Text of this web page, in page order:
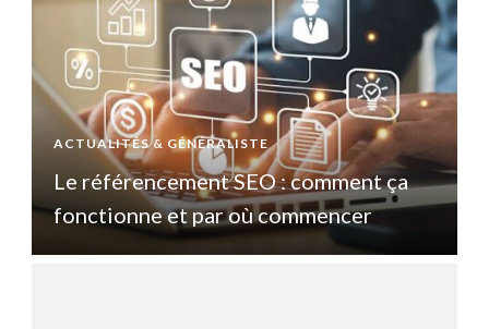
ACTUALITÉS & GÉNÉRALISTE
Le référencement SEO : comment ça
fonctionne et par où commencer